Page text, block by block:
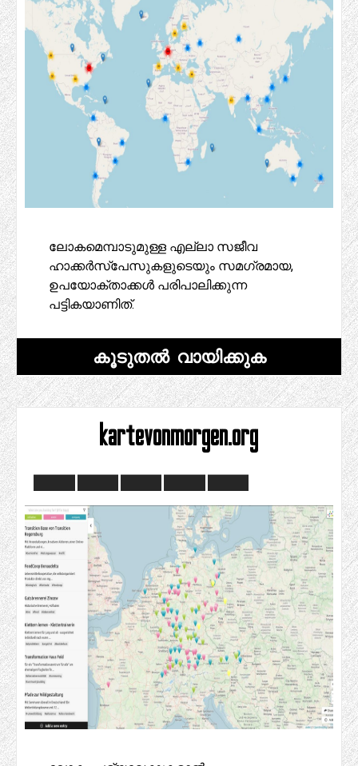
ലോകമെമ്പാടുമുള്ള എല്ലാ സജീവ
ഹാക്കർസ്പേസുകളുടെയും സമഗ്രമായ,
ഉപയോക്താക്കൾ പരിപാലിക്കുന്ന
പട്ടികയാണിത്.
കൂടുതൽ വായിക്കുക
kartevonmorgen.org